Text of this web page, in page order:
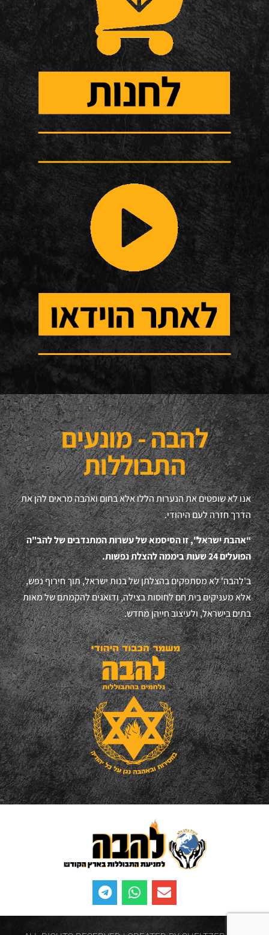
להבה - מונעים
התבוללות
אנו לא שופטים את הנערות הללו אלא בחום ואהבה מראים להן את
הדרך חזרה לעם היהודי.
“אהבת ישראל", זו הסיסמא של עשרות המתנדבים של להב"ה
הפועלים 24 שעות ביממה להצלת נפשות.
ב'להבה' לא מסתפקים בהצלתן של בנות ישראל, תוך חירוף נפש,
אלא מעניקים בית חם לחוסות בצילה, ודואגים להקמתם של מאות
בתים בישראל, ולעיצוב חייהן מחדש.